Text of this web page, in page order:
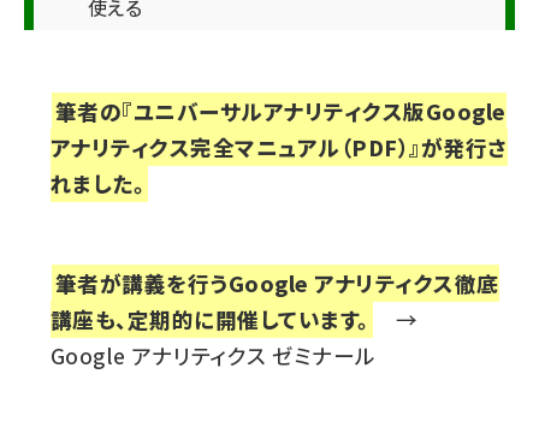
使える
筆者の『ユニバーサルアナリティクス版Google
アナリティクス完全マニュアル（PDF）』が発行さ
れました。
筆者が講義を行うGoogle アナリティクス徹底
講座も、定期的に開催しています。
→
Google アナリティクス ゼミナール